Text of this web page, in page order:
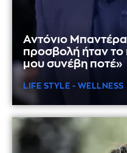
Αντόνιο
προσβολή ήταν
μου συνέβη ποτέ»
LIFE STYLE - WELLNESS